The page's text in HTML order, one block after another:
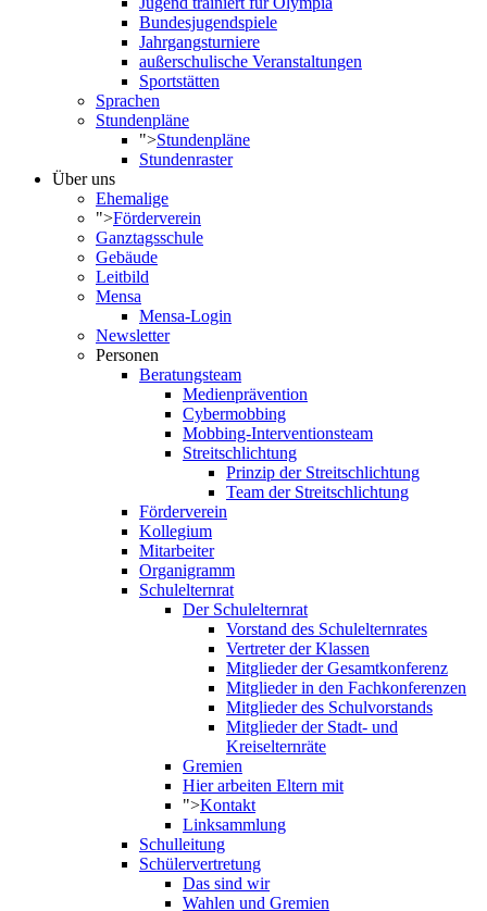
Bundesjugendspiele
Jahrgangsturniere
außerschulische Veranstaltungen
Sportstätten
Sprachen
Stundenpläne
">Stundenpläne
Stundenraster
Über uns
Ehemalige
">Förderverein
Ganztagsschule
Gebäude
Leitbild
Mensa
Mensa-Login
Newsletter
Personen
Beratungsteam
Medienprävention
Cybermobbing
Mobbing-Interventionsteam
Streitschlichtung
Prinzip der Streitschlichtung
Team der Streitschlichtung
Förderverein
Kollegium
Mitarbeiter
Organigramm
Schulelternrat
Der Schulelternrat
Vorstand des Schulelternrates
Vertreter der Klassen
Mitglieder der Gesamtkonferenz
Mitglieder in den Fachkonferenzen
Mitglieder des Schulvorstands
Mitglieder der Stadt- und
Kreiselternräte
Gremien
Hier arbeiten Eltern mit
">Kontakt
Linksammlung
Schulleitung
Schülervertretung
Das sind wir
Wahlen und Gremien